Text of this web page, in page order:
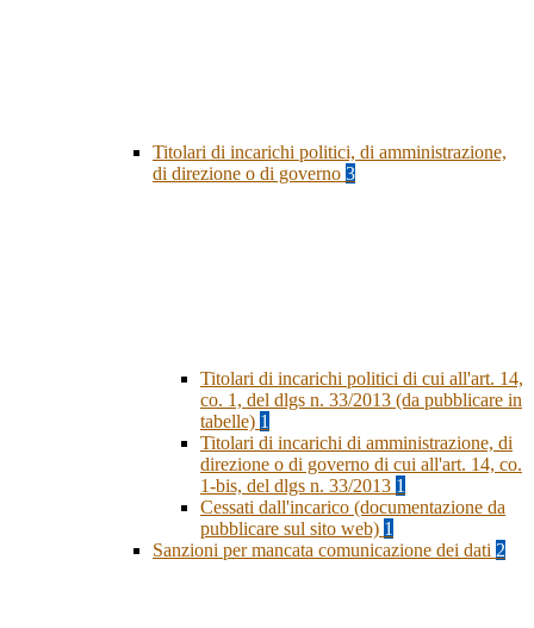
Titolari di incarichi politici, di amministrazione,
di direzione o di governo 3
Titolari di incarichi politici di cui all'art. 14,
co. 1, del dlgs n. 33/2013 (da pubblicare in
tabelle) 1
Titolari di incarichi di amministrazione, di
direzione o di governo di cui all'art. 14, co.
1-bis, del dlgs n. 33/2013 1
Cessati dall'incarico (documentazione da
pubblicare sul sito web) 1
Sanzioni per mancata comunicazione dei dati 2